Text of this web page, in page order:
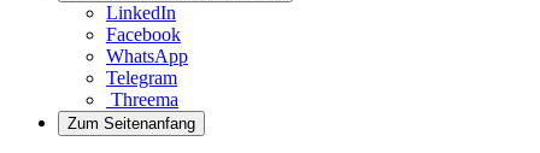
LinkedIn
Facebook
WhatsApp
Telegram
Threema
Zum Seitenanfang